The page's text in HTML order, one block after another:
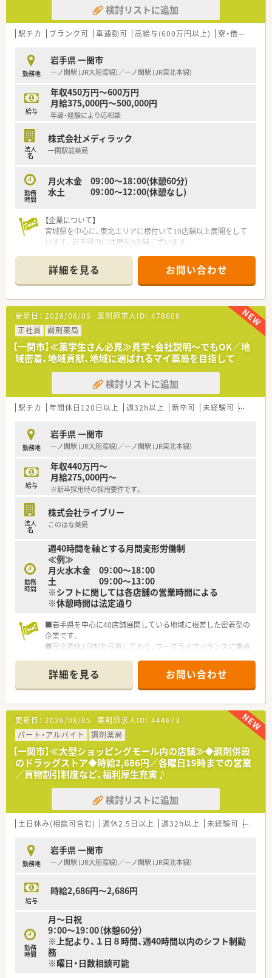
検討リストに追加
駅チカ ブランク可 車通勤可 高給与(600万円以上) 寮・借上社宅あり
勤務地
岩手県 一関市
一ノ関駅 (JR大船渡線)／一ノ関駅 (JR東北本線)
給与
年収450万円～600万円
月給375,000円～500,000円
年齢・経験により応相談
法人
名
株式会社メディラック
一関駅前薬局
勤務
時間
月火木金 09：00～18：00(休憩60分)
水土 09：00～12：00(休憩なし)
【企業について】
宮城県を中心に、東北エリアに根付いて10店舗以上展開をして
います。岩手県内には現在2店舗ございます。
です。
調剤薬局の運営にとどまらず、福祉・介護事業にも参入してお
り、会社としての安定感もございます。
【次世代の人員を育てる環境】
新しい技術や共有すべき情報について、本社研修、セミナー、勉
強会などの参加促進をしており、しっかりとした教育環境をご用
意しています！
優秀な人材を育成することは、同社の要であると考え、今後の同
社の将来を担う方々が、仕事を通じてステップアップ出来るよう
な環境作りを行っています。
【薬局紹介】
JR一ノ関駅がすぐ裏にあり、駅から徒歩2分の好立地です♪
能です。
内科、消化器科をメインに応需しています。
内科は生活習慣病に用いる薬剤が多く、多角的な面で服薬指導が
できるため、とても勉強になる環境です。
＼新幹線駅から近く、住居の相談(社宅用意）が可能なため、遠方
詳細を見る お問い合わせ
更新日： 2026/08/05 薬剤師求人ID： 478606
正社員
調剤薬局
【一関市】≪薬学生さん必見≫見学・会社説明～でもOK／地
域密着、地域貢献、地域に選ばれるマイ薬局を目指して
検討リストに追加
駅チカ 年間休日120日以上 週32h以上 新卒可 未経験可 ブラン
勤務地
岩手県 一関市
一ノ関駅 (JR大船渡線)／一ノ関駅 (JR東北本線)
給与
年収440万円～
月給275,000円～
※新卒採用時の採用要件です。
法人
名
株式会社ライブリー
このはな薬局
勤務
時間
週40時間を軸とする月間変形労働制
≪例≫
月火水木金 09：00～18：00
土 09：00～13：00
※シフトに関しては各店舗の営業時間による
※休憩時間は法定通り
■岩手県を中心に40店舗展開している地域に根差した密着型の
企業です。
■完全週休2日制を採用しており、ワークライフバランスに重点
■新卒採用も積極的に行っており、若手も活躍できる環境は整っ
ております。
■教育制度は集合研修やEラーニングを活用しております。
詳細を見る お問い合わせ
更新日： 2026/08/05 薬剤師求人ID： 444673
パート・アルバイト
調剤薬局
【一関市】≪大型ショッピングモール内の店舗≫◆調剤併設
のドラッグストア◆時給2,686円／各曜日19時までの営業
／買物割引制度など、福利厚生充実♪
検討リストに追加
土日休み(相談可含む) 週休2.5日以上 週32h以上 未経験可 ブラン
勤務地
岩手県 一関市
一ノ関駅 (JR大船渡線)／一ノ関駅 (JR東北本線)
給与
時給2,686円～2,686円
勤務
時間
月～日祝
9：00～19：00（休憩60分）
※上記より、１日８時間、週40時間以内のシフト制勤
務
※曜日・日数相談可能